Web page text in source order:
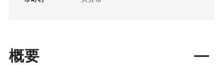
概要